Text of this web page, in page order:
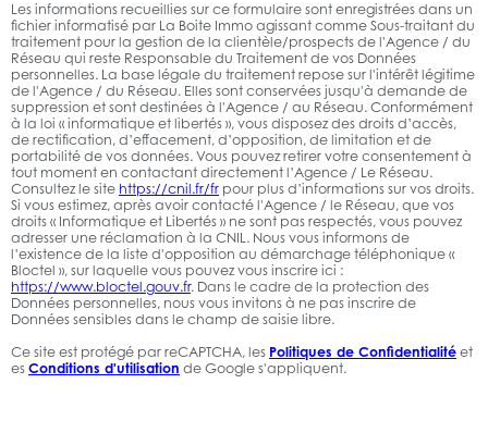
Les informations recueillies sur ce formulaire sont enregistrées dans un
fichier informatisé par La Boite Immo agissant comme Sous-traitant du
traitement pour la gestion de la clientèle/prospects de l'Agence / du
Réseau qui reste Responsable du Traitement de vos Données
personnelles. La base légale du traitement repose sur l'intérêt légitime
de l'Agence / du Réseau. Elles sont conservées jusqu'à demande de
suppression et sont destinées à l'Agence / au Réseau. Conformément
à la loi « informatique et libertés », vous disposez des droits d’accès,
de rectification, d’effacement, d’opposition, de limitation et de
portabilité de vos données. Vous pouvez retirer votre consentement à
tout moment en contactant directement l’Agence / Le Réseau.
Consultez le site https://cnil.fr/fr pour plus d’informations sur vos droits.
Si vous estimez, après avoir contacté l'Agence / le Réseau, que vos
droits « Informatique et Libertés » ne sont pas respectés, vous pouvez
adresser une réclamation à la CNIL. Nous vous informons de
l’existence de la liste d'opposition au démarchage téléphonique «
Bloctel », sur laquelle vous pouvez vous inscrire ici :
https://www.bloctel.gouv.fr. Dans le cadre de la protection des
Données personnelles, nous vous invitons à ne pas inscrire de
Données sensibles dans le champ de saisie libre.
Ce site est protégé par reCAPTCHA, les Politiques de Confidentialité et
es Conditions d'utilisation de Google s'appliquent.